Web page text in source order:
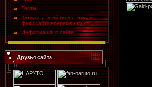
Тесты
Каталог статей (все статьи и
фики сайта вперемешку хХ")
Информация о сайте
Друзья сайта